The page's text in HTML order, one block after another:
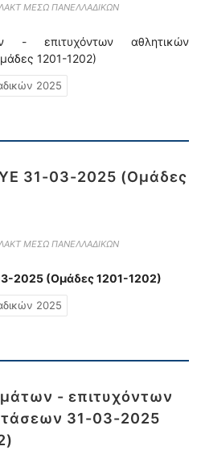
ΜΕΣΩ ΠΑΝΕΛΛΑΔΙΚΩΝ
- επιτυχόντων αθλητικών
1201-1202)
2025
31-03-2025 (Ομάδες
ΜΕΣΩ ΠΑΝΕΛΛΑΔΙΚΩΝ
2025 (Ομάδες 1201-1202)
2025
- επιτυχόντων
31-03-2025